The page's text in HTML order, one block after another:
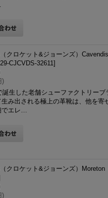
クロケット&ジョーンズ）
29-CJCVDS-32611]
)
誕生した老舗シューファクトリー
み出される極上の革靴は、他を寄
でエレ…
クロケット&ジョーンズ）Moreton
)